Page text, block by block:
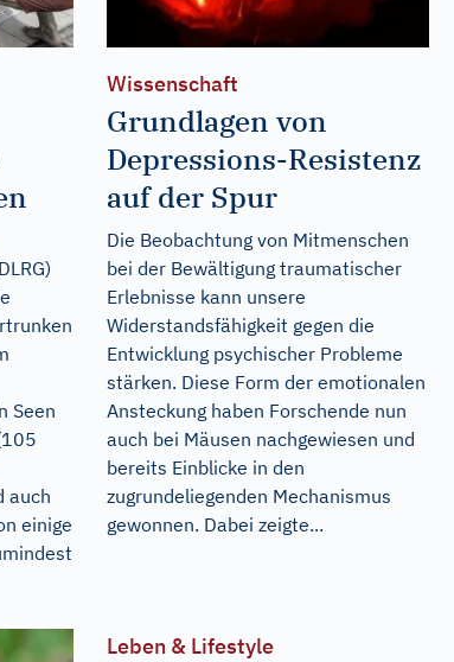
Seen
auch
einige
Wissenschaft
Grundlagen von
Depressions-Resistenz
auf der Spur
Die Beobachtung von Mitmenschen
bei der Bewältigung traumatischer
Erlebnisse kann unsere
Widerstandsfähigkeit gegen die
Entwicklung psychischer Probleme
stärken. Diese Form der emotionalen
Ansteckung haben Forschende nun
auch bei Mäusen nachgewiesen und
bereits Einblicke in den
zugrundeliegenden Mechanismus
gewonnen. Dabei zeigte...
Leben & Lifestyle